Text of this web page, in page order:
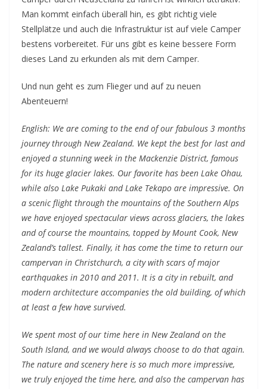
Man kommt einfach überall hin, es gibt richtig viele
Stellplätze und auch die Infrastruktur ist auf viele Camper
bestens vorbereitet. Für uns gibt es keine bessere Form
dieses Land zu erkunden als mit dem Camper.
Und nun geht es zum Flieger und auf zu neuen
Abenteuern!
English: We are coming to the end of our fabulous 3 months
journey through New Zealand. We kept the best for last and
enjoyed a stunning week in the Mackenzie District, famous
for its huge glacier lakes. Our favorite has been Lake Ohau,
while also Lake Pukaki and Lake Tekapo are impressive. On
a scenic flight through the mountains of the Southern Alps
we have enjoyed spectacular views across glaciers, the lakes
and of course the mountains, topped by Mount Cook, New
Zealand’s tallest. Finally, it has come the time to return our
campervan in Christchurch, a city with scars of major
earthquakes in 2010 and 2011. It is a city in rebuilt, and
modern architecture accompanies the old building, of which
at least a few have survived.
We spent most of our time here in New Zealand on the
South Island, and we would always choose to do that again.
The nature and scenery here is so much more impressive,
we truly enjoyed the time here, and also the campervan has